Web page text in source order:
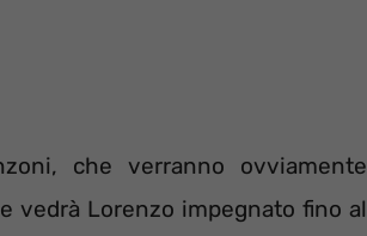
che verranno ovviamente
vedrà Lorenzo impegnato fino al